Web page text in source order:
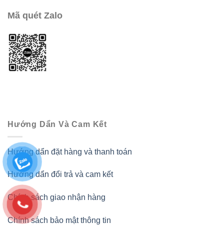
Mã quét Zalo
Hướng Dẩn Và Cam Kết
Hướng dẩn đặt hàng và thanh toán
Hướng dẩn đổi trả và cam kết
Chính sách giao nhận hàng
Chính sách bảo mật thông tin